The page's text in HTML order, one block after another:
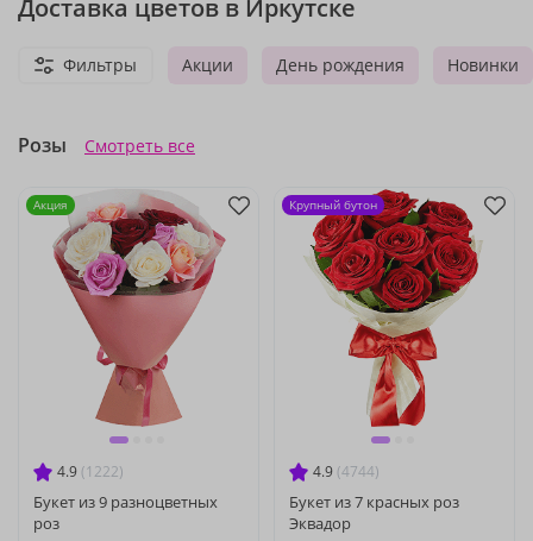
Доставка цветов в Иркутске
Акции День рождения Новинки
Фильтры
Розы Смотреть все
4.9 (1222)
Букет из 9 разноцветных
роз
Акция
4.9 (4744)
Букет из 7 красных роз
Эквадор
Крупный бутон